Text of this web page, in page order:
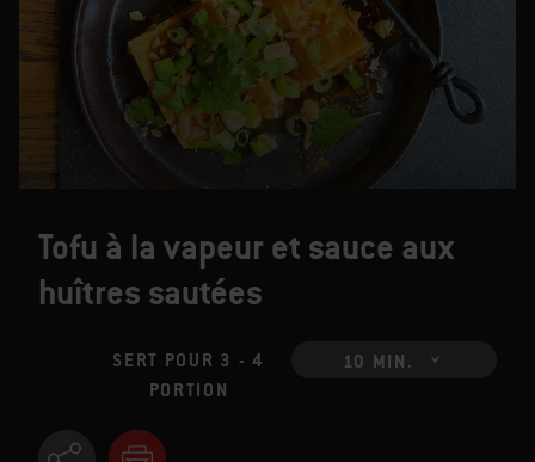
Tofu à la vapeur et sauce aux
huîtres sautées
SERT POUR 3 - 4
PORTION
10 MIN.